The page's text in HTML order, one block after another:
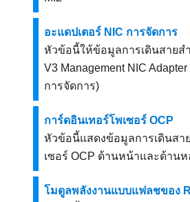
อะแดปเตอร์ NIC การจัดการ
หัวข้อนี้ให้ข้อมูลการเดินสายส
V3 Management NIC Adapter
การจัดการ)
การ์ดอินเทอร์โพเซอร์ OCP
หัวข้อนี้แสดงข้อมูลการเดินสา
เซอร์ OCP ด้านหน้าและด้านห
โมดูลพลังงานแบบแฟลชของ